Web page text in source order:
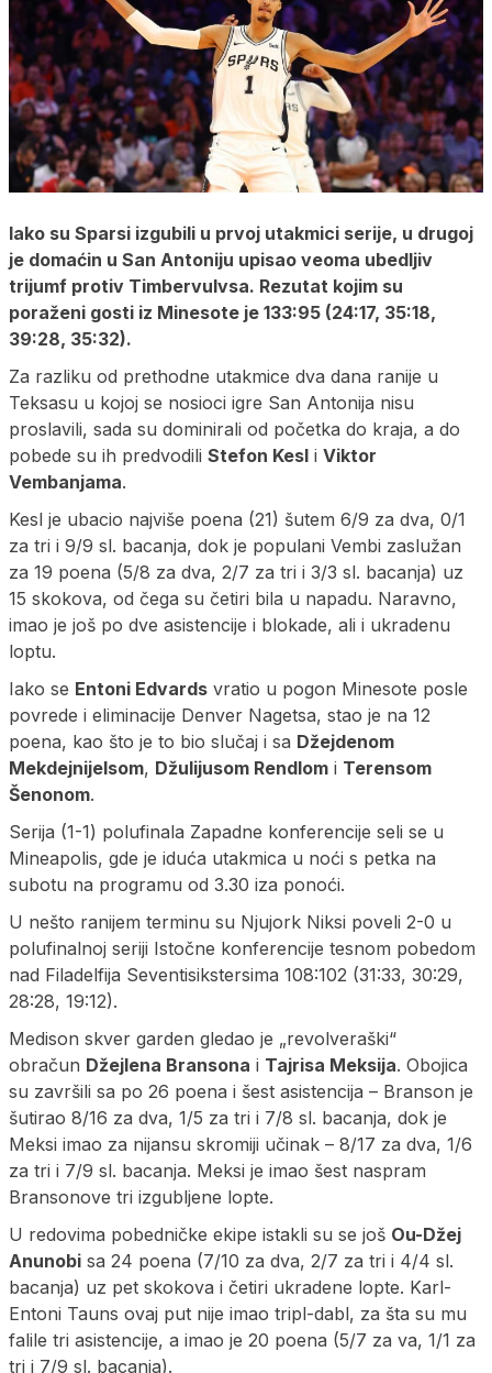
Iako su Sparsi izgubili u prvoj utakmici serije, u drugoj
je domaćin u San Antoniju upisao veoma ubedljiv
trijumf protiv Timbervulvsa. Rezutat kojim su
poraženi gosti iz Minesote je 133:95 (24:17, 35:18,
39:28, 35:32).
Za razliku od prethodne utakmice dva dana ranije u
Teksasu u kojoj se nosioci igre San Antonija nisu
proslavili, sada su dominirali od početka do kraja, a do
pobede su ih predvodili Stefon Kesl i Viktor
Vembanjama.
Kesl je ubacio najviše poena (21) šutem 6/9 za dva, 0/1
za tri i 9/9 sl. bacanja, dok je populani Vembi zaslužan
za 19 poena (5/8 za dva, 2/7 za tri i 3/3 sl. bacanja) uz
15 skokova, od čega su četiri bila u napadu. Naravno,
imao je još po dve asistencije i blokade, ali i ukradenu
loptu.
Iako se Entoni Edvards vratio u pogon Minesote posle
povrede i eliminacije Denver Nagetsa, stao je na 12
poena, kao što je to bio slučaj i sa Džejdenom
Mekdejnijelsom, Džulijusom Rendlom i Terensom
Šenonom.
Serija (1-1) polufinala Zapadne konferencije seli se u
Mineapolis, gde je iduća utakmica u noći s petka na
subotu na programu od 3.30 iza ponoći.
U nešto ranijem terminu su Njujork Niksi poveli 2-0 u
polufinalnoj seriji Istočne konferencije tesnom pobedom
nad Filadelfija Seventisikstersima 108:102 (31:33, 30:29,
28:28, 19:12).
Medison skver garden gledao je „revolveraški“
obračun Džejlena Bransona i Tajrisa Meksija. Obojica
su završili sa po 26 poena i šest asistencija – Branson je
šutirao 8/16 za dva, 1/5 za tri i 7/8 sl. bacanja, dok je
Meksi imao za nijansu skromiji učinak – 8/17 za dva, 1/6
za tri i 7/9 sl. bacanja. Meksi je imao šest naspram
Bransonove tri izgubljene lopte.
U redovima pobedničke ekipe istakli su se još Ou-Džej
Anunobi sa 24 poena (7/10 za dva, 2/7 za tri i 4/4 sl.
bacanja) uz pet skokova i četiri ukradene lopte. Karl-
Entoni Tauns ovaj put nije imao tripl-dabl, za šta su mu
falile tri asistencije, a imao je 20 poena (5/7 za va, 1/1 za
tri i 7/9 sl. bacanja).